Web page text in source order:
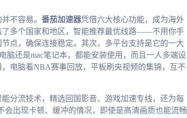
不容易。 番茄加速器凭借六大核心功能，成为海外
多个国家和地区，智能推荐最优线路——不用你手
点，确保连接稳定。其次，多平台支持是它的一大
脑还是mac笔记本，都能安装使用，而且一人多端设
电脑看NBA赛事回放，平板刷央视频的集锦，互不
能分流技术，精选回国影音、游戏加速专线，还为每
出现卡顿、缓冲的情况，即使是高清画质也能流畅